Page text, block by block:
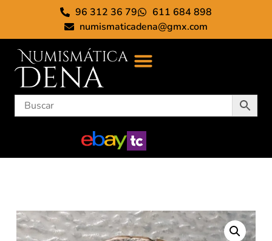
96 312 36 79
611 684 898
numismaticadena@gmx.com